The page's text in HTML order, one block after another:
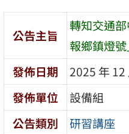
區
公告主旨
轉知交通
報鄉鎮燈
發佈日期
2025 年 12
發佈單位
設備組
公告類別
研習講座